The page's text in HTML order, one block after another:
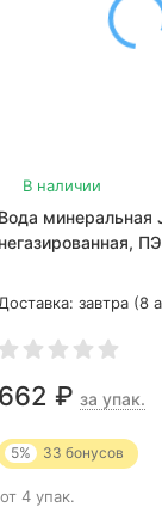
В наличии
Вода минеральная
негазированная,
Доставка: завтра (8
662 ₽ за упак.
5% 33 бонусов
от 4 упак.